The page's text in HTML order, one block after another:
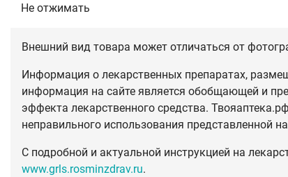
Не отжимать
Внешний вид товара может отличаться от
Информация о лекарственных препаратах,
информация на сайте является обобщающей и
эффекта лекарственного средства.
неправильного использования представленной
С подробной и актуальной инструкцией на
www.grls.rosminzdrav.ru.